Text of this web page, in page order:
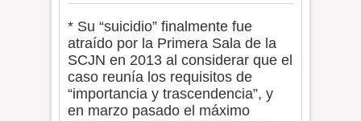
* Su “suicidio” finalmente fue
atraído por la Primera Sala de la
SCJN en 2013 al considerar que el
caso reunía los requisitos de
“importancia y trascendencia”, y
en marzo pasado el máximo